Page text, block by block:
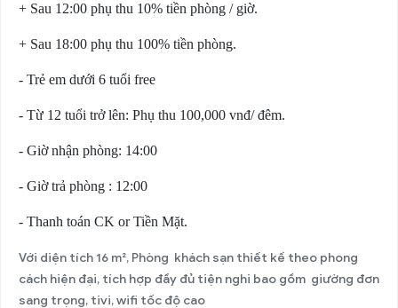
+ Sau 12:00 phụ thu 10% tiền phòng / giờ.
+ Sau 18:00 phụ thu 100% tiền phòng.
- Trẻ em dưới 6 tuổi free
- Từ 12 tuổi trở lên: Phụ thu 100,000 vnđ/ đêm.
- Giờ nhận phòng: 14:00
- Giờ trả phòng : 12:00
- Thanh toán CK or Tiền Mặt.
Với diện tích 16 m², Phòng khách sạn thiết kế theo phong
cách hiện đại, tích hợp đầy đủ tiện nghi bao gồm giường đơn
sang trọng, tivi, wifi tốc độ cao